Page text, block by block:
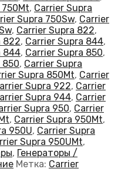
, Carrier Supra
Supra 750Sw, Carrier
, Carrier Supra 822,
822, Carrier Supra 844,
844, Carrier Supra 850,
850, Carrier Supra
Supra 850Mt, Carrier
Supra 922, Carrier
Supra 944, Carrier
Supra 950, Carrier
, Carrier Supra 950Mt,
950U, Carrier Supra
Supra 950UMt,
, Генераторы /
Метка: Carrier